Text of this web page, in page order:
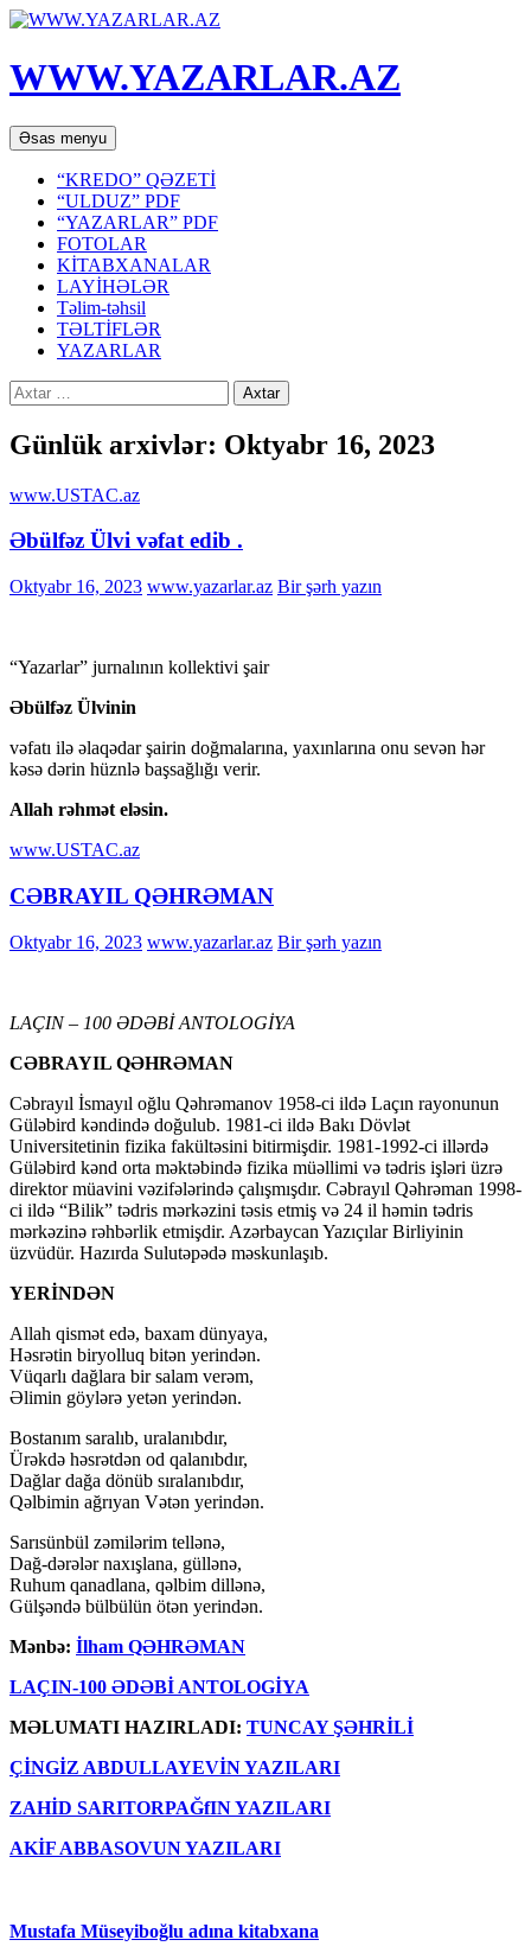
WWW.YAZARLAR.AZ
Axtar
Əsas menyu Mühtəviyyata
keç
“KREDO” QƏZETİ
“ULDUZ” PDF
“YAZARLAR” PDF
FOTOLAR
KİTABXANALAR
LAYİHƏLƏR
Təlim-təhsil
TƏLTİFLƏR
YAZARLAR
Axtarış:
Günlük arxivlər: Oktyabr 16, 2023
www.USTAC.az
Əbülfəz Ülvi vəfat edib .
Oktyabr 16, 2023 www.yazarlar.az Bir şərh yazın
“Yazarlar” jurnalının kollektivi şair
Əbülfəz Ülvinin
vəfatı ilə əlaqədar şairin doğmalarına, yaxınlarına onu sevən hər
kəsə dərin hüznlə başsağlığı verir.
Allah rəhmət eləsin.
www.USTAC.az
CƏBRAYIL QƏHRƏMAN
Oktyabr 16, 2023 www.yazarlar.az Bir şərh yazın
LAÇIN – 100 ƏDƏBİ ANTOLOGİYA
CƏBRAYIL QƏHRƏMAN
Cəbrayıl İsmayıl oğlu Qəhrəmanov 1958-ci ildə Laçın rayonunun
Güləbird kəndində doğulub. 1981-ci ildə Bakı Dövlət
Universitetinin fizika fakültəsini bitirmişdir. 1981-1992-ci illərdə
Güləbird kənd orta məktəbində fizika müəllimi və tədris işləri üzrə
direktor müavini vəzifələrində çalışmışdır. Cəbrayıl Qəhrəman 1998-
ci ildə “Bilik” tədris mərkəzini təsis etmiş və 24 il həmin tədris
mərkəzinə rəhbərlik etmişdir. Azərbaycan Yazıçılar Birliyinin
üzvüdür. Hazırda Sulutəpədə məskunlaşıb.
YERİNDƏN
Allah qismət edə, baxam dünyaya,
Həsrətin biryolluq bitən yerindən.
Vüqarlı dağlara bir salam verəm,
Əlimin göylərə yetən yerindən.
Bostanım saralıb, uralanıbdır,
Ürəkdə həsrətdən od qalanıbdır,
Dağlar dağa dönüb sıralanıbdır,
Qəlbimin ağrıyan Vətən yerindən.
Sarısünbül zəmilərim tellənə,
Dağ-dərələr naxışlana, güllənə,
Ruhum qanadlana, qəlbim dillənə,
Gülşəndə bülbülün ötən yerindən.
Mənbə: İlham QƏHRƏMAN
LAÇIN-100 ƏDƏBİ ANTOLOGİYA
MƏLUMATI HAZIRLADI: TUNCAY ŞƏHRİLİ
ÇİNGİZ ABDULLAYEVİN YAZILARI
ZAHİD SARITORPAĞfIN YAZILARI
AKİF ABBASOVUN YAZILARI
Mustafa Müseyiboğlu adına kitabxana